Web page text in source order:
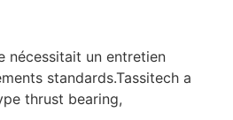
nécessitait un entretien
standards.Tassitech a
thrust bearing,